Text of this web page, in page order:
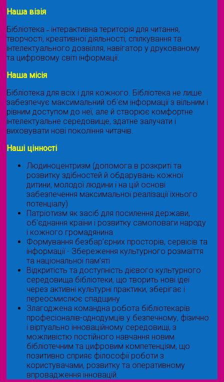
Наша візія
Бібліотека ˗ інтерактивна територія для читання,
творчості, креативної діяльності, спілкування та
інтелектуального дозвілля, навігатор у друкованому
та цифровому світі інформації.
Наша місія
Бібліотека для всіх і для кожного. Бібліотека не лише
забезпечує максимальний об'єм інформації з вільним і
рівним доступом до неї, але й створює комфортне
інтелектуальне середовище, здатне залучати і
виховувати нові покоління читачів.
Наші цінності
Людиноцентризм (допомога в розкриті та
розвитку здібностей й обдарувань кожної
дитини, молодої людини і на цій основі
забезпечення максимальної реалізації їхнього
потенціалу)
Патріотизм як засіб для посилення держави,
об'єднання країни і розвитку самоповаги народу
і кожного громадянина
Формування безбар’єрних просторів, сервісів та
інформації - Збереження культурного розмаїття
та національної пам’яті
Відкритість та доступність дієвого культурного
середовища бібліотеки, що творить нові ідеї
через активні культурні практики, зберігає і
переосмислює спадщину
Злагоджена командна робота бібліотекарів
професіоналів-однодумців у безпечному, фізично
і віртуально інноваційному середовищі, з
можливістю постійного навчання новим
бібліотечним та цифровим компетенціям, що
позитивно сприяє філософії роботи з
користувачами, розвитку та оперативному
впровадження інновацій.